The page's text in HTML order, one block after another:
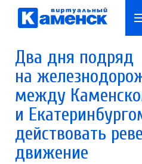
Два дня подряд
на
между
и
действовать
движение